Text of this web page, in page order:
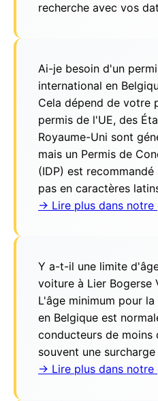
recherche avec vos
Ai-je besoin d'un
international en
Cela dépend de votre
permis de l'UE, des
Royaume-Uni sont
mais un Permis de
(IDP) est
pas en caractères
→ Lire plus dans notre
Y a-t-il une limite
voiture à Lier Bogerse
L'âge minimum pour
en Belgique est
conducteurs de moins
souvent une
→ Lire plus dans notre